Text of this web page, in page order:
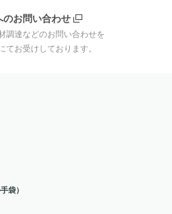
のお問い合わせ
調達などのお問い合わせを
てお受けしております。
袋）